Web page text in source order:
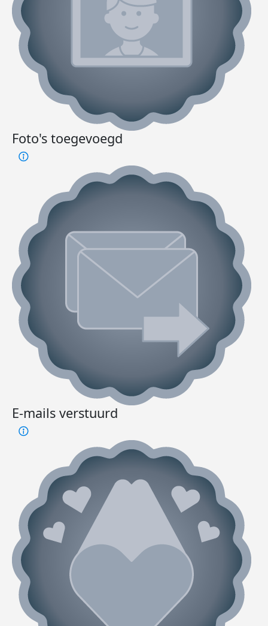
Foto's toegevoegd
E-mails verstuurd